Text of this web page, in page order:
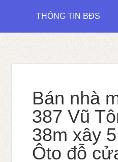
THÔNG TIN BĐS
Bán nhà
387 Vũ
38m xây
Ôto đỗ